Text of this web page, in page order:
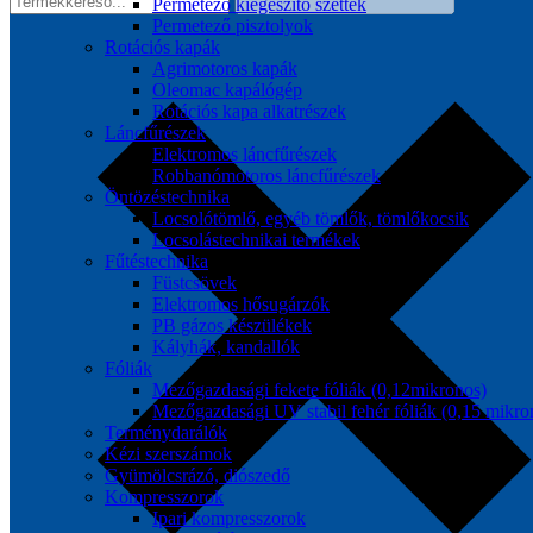
Permetező pisztolyok
Rotációs kapák
Agrimotoros kapák
Oleomac kapálógép
Rotációs kapa alkatrészek
Láncfűrészek
Elektromos láncfűrészek
Robbanómotoros láncfűrészek
Öntözéstechnika
Locsolótömlő, egyéb tömlők, tömlőkocsik
Locsolástechnikai termékek
Fűtéstechnika
Füstcsövek
Elektromos hősugárzók
PB gázos készülékek
Kályhák, kandallók
Fóliák
Mezőgazdasági fekete fóliák (0,12mikronos)
Mezőgazdasági UV stabil fehér fóliák (0,15
Terménydarálók
Kézi szerszámok
Gyümölcsrázó, diószedő
Kompresszorok
Ipari kompresszorok